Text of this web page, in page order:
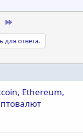
для ответа.
Ethereum,